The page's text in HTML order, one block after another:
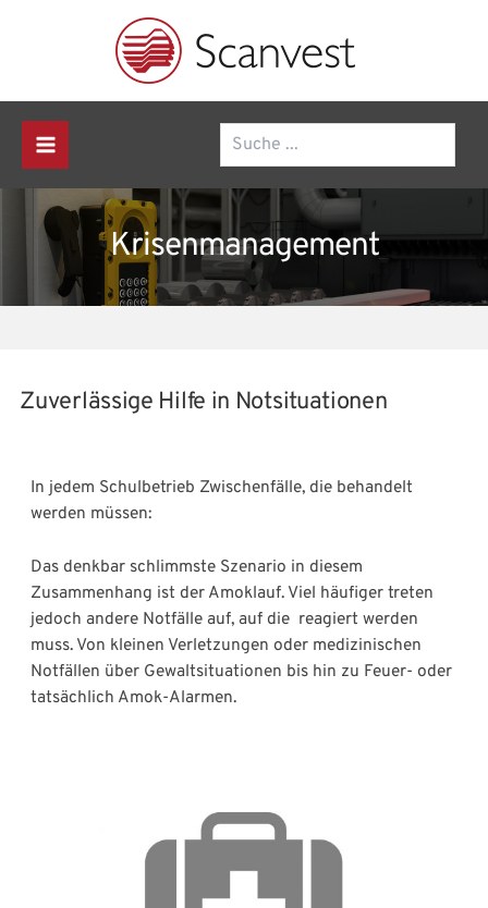
Main
Menu
Krisenmanagement
Zuverlässige Hilfe in Notsituationen
In jedem Schulbetrieb Zwischenfälle, die behandelt
werden müssen:
Das denkbar schlimmste Szenario in diesem
Zusammenhang ist der Amoklauf. Viel häufiger treten
jedoch andere Notfälle auf, auf die reagiert werden
muss. Von kleinen Verletzungen oder medizinischen
Notfällen über Gewaltsituationen bis hin zu Feuer- oder
tatsächlich Amok-Alarmen.